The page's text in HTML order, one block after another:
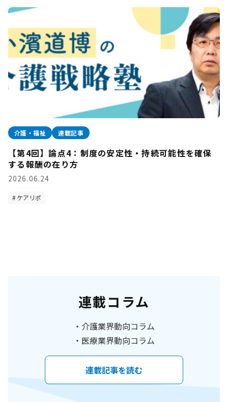
介護・福祉 連載記事
【第4回】論点4：制度の安定性・持続可能性を確保
する報酬の在り方
2026.06.24
ケアリポ
連載コラム
介護業界動向コラム
医療業界動向コラム
連載記事を読む